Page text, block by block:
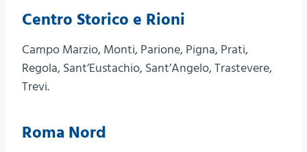
Centro Storico e Rioni
Campo Marzio, Monti, Parione, Pigna, Prati,
Regola, Sant’Eustachio, Sant’Angelo, Trastevere,
Trevi.
Roma Nord